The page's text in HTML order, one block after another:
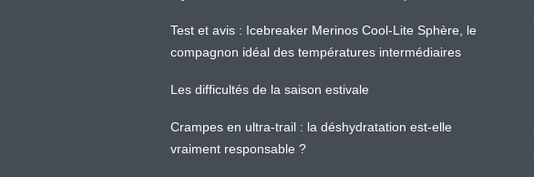
Test et avis : Icebreaker Merinos Cool-Lite Sphère, le
compagnon idéal des températures intermédiaires
Les difficultés de la saison estivale
Crampes en ultra-trail : la déshydratation est-elle
vraiment responsable ?